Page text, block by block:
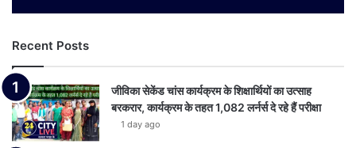
Recent Posts
जीविका सेकेंड चांस कार्यक्रम के शिक्षार्थियों का उत्साह
बरकरार, कार्यक्रम के तहत 1,082 लर्नर्स दे रहे हैं परीक्षा
1 day ago